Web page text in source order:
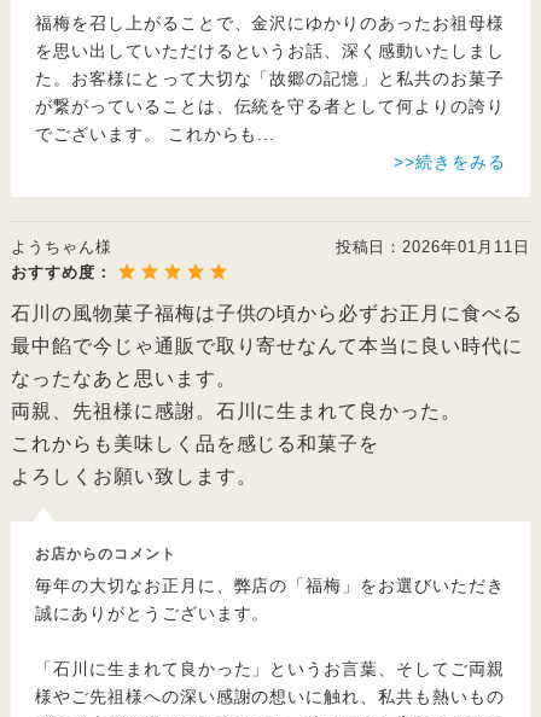
福梅を召し上がることで、金沢にゆかりのあったお祖母様
を思い出していただけるというお話、深く感動いたしまし
た。お客様にとって大切な「故郷の記憶」と私共のお菓子
が繋がっていることは、伝統を守る者として何よりの誇り
でございます。 これからも
>>続きをみる
ようちゃん様 投稿日： 2026年01月11日
おすすめ度：
石川の風物菓子福梅は子供の頃から必ずお正月に食べる
最中餡で今じゃ通販で取り寄せなんて本当に良い時代に
なったなあと思います。
両親、先祖様に感謝。石川に生まれて良かった。
これからも美味しく品を感じる和菓子を
よろしくお願い致します。
お店からのコメント
毎年の大切なお正月に、弊店の「福梅」をお選びいただき
誠にありがとうございます。
「石川に生まれて良かった」というお言葉、そしてご両親
様やご先祖様への深い感謝の想いに触れ、私共も熱いもの